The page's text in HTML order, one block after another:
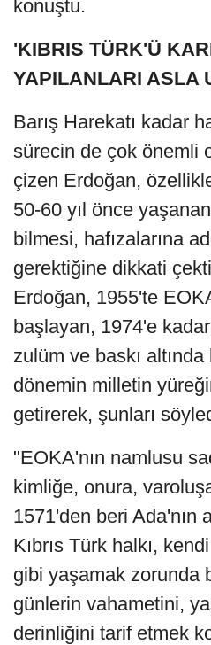
konuştu.
'KIBRIS TÜRK'Ü
YAPILANLARI ASLA
Barış Harekatı kadar
sürecin de çok önemli
çizen Erdoğan,
50-60 yıl önce
bilmesi, hafızalarına
gerektiğine dikkati
Erdoğan, 1955'te
başlayan, 1974'e kadar
zulüm ve baskı altında
dönemin milletin
getirerek, şunları
"EOKA'nın namlusu
kimliğe, onura,
1571'den beri Ada'nın
Kıbrıs Türk halkı,
gibi yaşamak zorunda
günlerin vahametini,
derinliğini tarif etmek